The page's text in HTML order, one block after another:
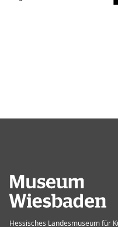
Museum Wiesbaden
Hessisches Landesmuseum für